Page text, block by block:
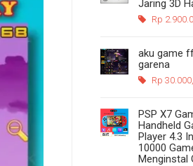
Jaring 3D
Rp
aku game
garena
Rp
PSP X7
Handheld
Player 4.3
10000
Menginstal